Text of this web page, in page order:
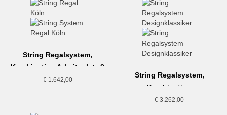
String Regalsystem,
Kombination Arbeitsplatz 2
€1.642,00
String Regalsystem,
Kombination
Arbeitszimmer, weiss
€ 3.262,00